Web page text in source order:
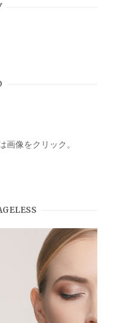
像をクリック。